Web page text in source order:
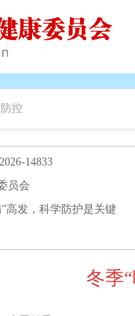
控
14833
员会
高发，科学防护是关键
冬季